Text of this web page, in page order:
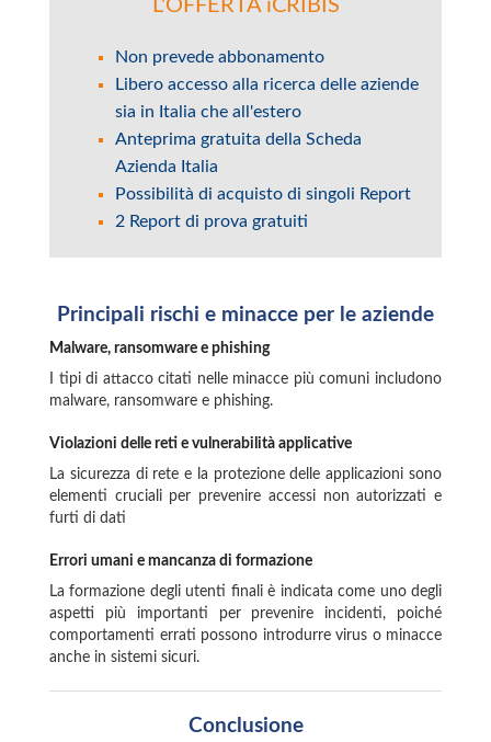
L'OFFERTA iCRIBIS
Non prevede abbonamento
Libero accesso alla ricerca delle aziende
sia in Italia che all'estero
Anteprima gratuita della Scheda
Azienda Italia
Possibilità di acquisto di singoli Report
2 Report di prova gratuiti
Principali rischi e minacce per le aziende
Malware, ransomware e phishing
I tipi di attacco citati nelle minacce più comuni includono
malware, ransomware e phishing.
Violazioni delle reti e vulnerabilità applicative
La sicurezza di rete e la protezione delle applicazioni sono
elementi cruciali per prevenire accessi non autorizzati e
furti di dati
Errori umani e mancanza di formazione
La formazione degli utenti finali è indicata come uno degli
aspetti più importanti per prevenire incidenti, poiché
comportamenti errati possono introdurre virus o minacce
anche in sistemi sicuri.
Conclusione